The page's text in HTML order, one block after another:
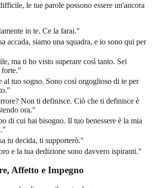
le tue parole possono essere un'ancora
in te. Ce la farai."
accada, siamo una squadra, e io sono qui per
ma ti ho visto superare così tanto. Sei
forte."
al tuo sogno. Sono così orgoglioso di te per
Non ti definisce. Ciò che ti definisce è
ora."
di cui hai bisogno. Il tuo benessere è la mia
tu decida, ti supporterò."
e la tua dedizione sono davvero ispiranti."
Affetto e Impegno